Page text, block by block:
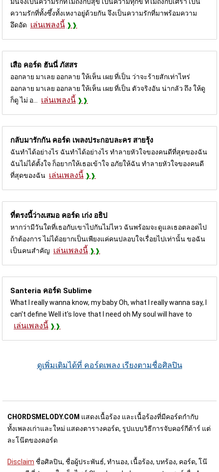
ความรักที่ทั้งซึ้งทั้งเหงาอยู่ด้วยกัน จึงเป็นความรักที่มาพร้อมความ
อึดอัด เล่นเพลงนี้
เสือ คอร์ด ฮันนี่ ภัสสร
ออกลาย มาเลย ออกลาย ให้เห็น เผย ที่เป็น ว่าจะร้ายสักเท่าไหร่
ออกลาย มาเลย ออกลาย ให้เห็น เผย ที่เป็น ตัวจริงอัน น่ากลัว ถึง ให้ดู
ก็ดู ไม่ อ...
เล่นเพลงนี้
กลับมารักกัน คอร์ด เพลงประกอบละคร สายรุ้ง
ฉันทำได้อย่างไร ฉันทำได้อย่างไร ทำลายหัวใจของคนดีที่สุดของฉัน
ฉันไม่ได้ตั้งใจ ก็อยากให้เธอเข้าใจ อภัยให้ฉัน ทำลายหัวใจของคนดี
ที่สุดของฉัน เล่นเพลงนี้
ที่ตรงนี้ว่างเสมอ คอร์ด เก่ง อธิป
หากว่ามีวันใดที่เธอกับเขาไปกันไม่ไหว ฉันพร้อมจะดูแลเธอตลอดไป
ถ้าต้องการ ไม่ได้อยากเป็นเพียงแค่คนปลอบใจเรื่อยไปเท่านั้น ขอฉัน
เป็นคนสำคัญ เล่นเพลงนี้
Santeria คอร์ด Sublime
What I really wanna know, my baby Oh, what I really wanna say, I
can't define Well it's love that I need oh My soul will have to
เล่นเพลงนี้
ดูเพิ่มเติมได้ที่ คอร์ดเพลง เรียงตามชื่อศิลปิน
CHORDSMELODY.COM แสดงเนื้อร้อง และเนื้อร้องที่มีคอร์ดกำกับ
ทั้งเพลงเก่าและใหม่ แสดงตารางคอร์ด, รูปแบบวิธีการจับคอร์กีต้าร์ แต่
ละโน๊ตของคอร์ด
Disclaim ชื่อศิลปิน, ชื่อผู้ประพันธ์, ทำนอง, เนื้อร้อง, บทร้อง, คอร์ด, โน๊